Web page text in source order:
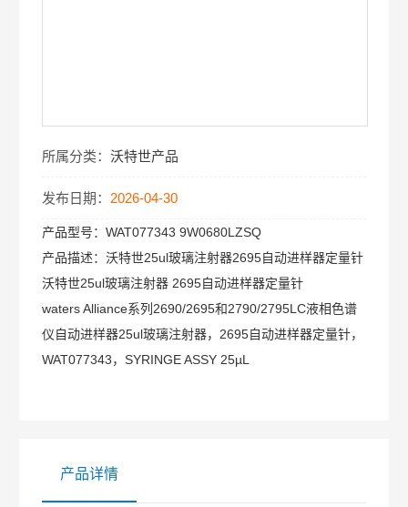
所属分类：沃特世产品
发布日期： 2026-04-30
产品型号：WAT077343 9W0680LZSQ
产品描述：沃特世25ul玻璃注射器2695自动进样器定量针
沃特世25ul玻璃注射器 2695自动进样器定量针
waters Alliance系列2690/2695和2790/2795LC液相色谱
仪自动进样器25ul玻璃注射器，2695自动进样器定量针，
WAT077343，SYRINGE ASSY 25µL
产品详情